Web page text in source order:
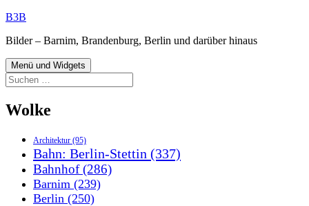
Zum
springen
B3B
Bilder – Barnim, Brandenburg, Berlin und darüber hinaus
Menü und Widgets
Suchen
nach:
Wolke
Architektur (95)
Bahn: Berlin-Stettin (337)
Bahnhof(286)
Barnim (239)
Berlin (250)